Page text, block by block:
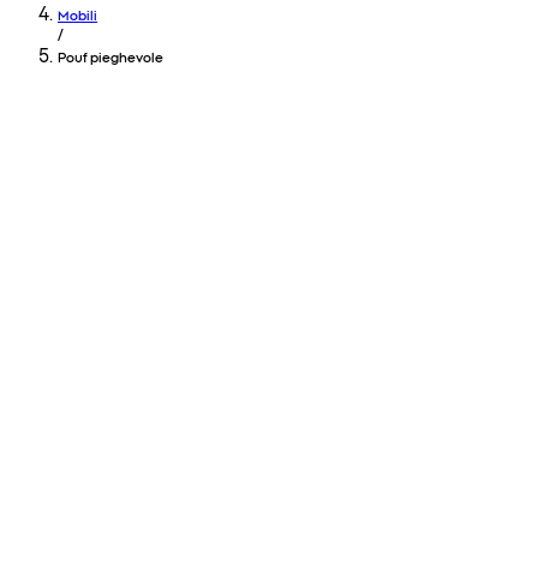
Mobili
/
Pouf pieghevole